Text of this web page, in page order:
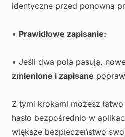
identyczne przed ponowną
• Prawidłowe zapisanie:
• Jeśli dwa pola pasują,
zmienione i zapisane
Z tymi krokami możesz
hasło bezpośrednio w
większe bezpieczeństwo